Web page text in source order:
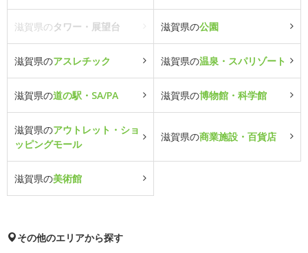
滋賀県のタワー・展望台 滋賀県の公園
滋賀県のアスレチック 滋賀県の温泉・スパリゾート
滋賀県の道の駅・SA/PA 滋賀県の博物館・科学館
滋賀県のアウトレット・ショ
ッピングモール
滋賀県の商業施設・百貨店
滋賀県の美術館
その他のエリアから探す